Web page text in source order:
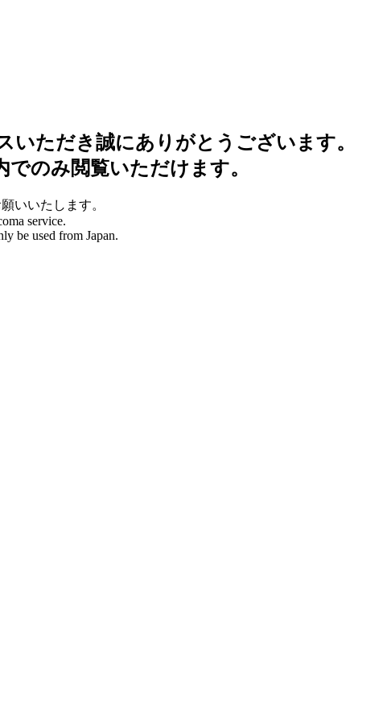
いただき誠にありがとうございます。
のみ閲覧いただけます。
いいたします。
service.
be used from Japan.